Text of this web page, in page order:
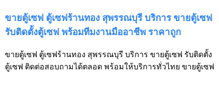
ขายตู้เซฟ ตู้เซฟร้านทอง สุพรรณบุรี บริการ ขายตู้เซฟ
รับติดตั้งตู้เซฟ พร้อมทีมงานมืออาชีพ ราคาถูก
ขายตู้เซฟ ตู้เซฟร้านทอง สุพรรณบุรี บริการ ขายตู้เซฟ รับติดตั้ง
ตู้เซฟ ติดต่อสอบถามได้ตลอด พร้อมให้บริการทั่วไทย ขายตู้เซฟ